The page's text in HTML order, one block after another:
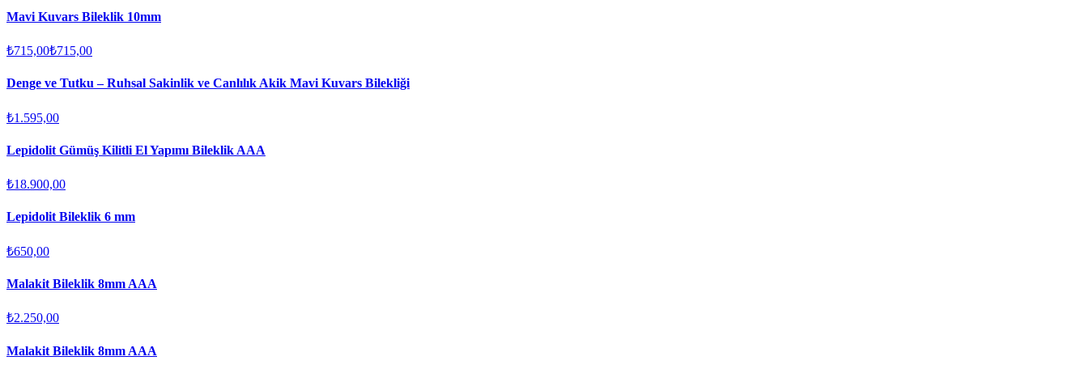
Mavi Kuvars Bileklik 10mm
₺715,00₺715,00
Denge ve Tutku – Ruhsal Sakinlik ve Canlılık Akik Mavi Kuvars Bilekliği
₺1.595,00
Lepidolit Gümüş Kilitli El Yapımı Bileklik AAA
₺18.900,00
Lepidolit Bileklik 6 mm
₺650,00
Malakit Bileklik 8mm AAA
₺2.250,00
Malakit Bileklik 8mm AAA